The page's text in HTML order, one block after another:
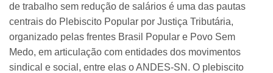
de trabalho sem redução de salários é uma das pautas
centrais do Plebiscito Popular por Justiça Tributária,
organizado pelas frentes Brasil Popular e Povo Sem
Medo, em articulação com entidades dos movimentos
sindical e social, entre elas o ANDES-SN. O plebiscito